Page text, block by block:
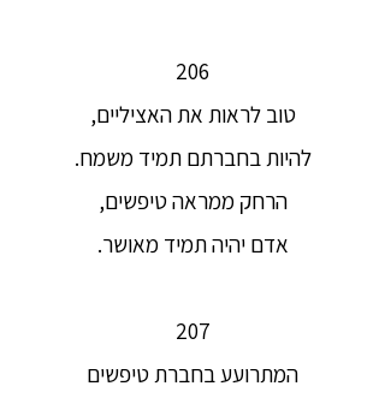
206
טוב לראות את האציליים,
להיות בחברתם תמיד משמח.
הרחק ממראה טיפשים,
אדם יהיה תמיד מאושר.
207
המתרועע בחברת טיפשים